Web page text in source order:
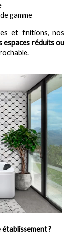
gamme
et finitions, nos
espaces réduits ou
?